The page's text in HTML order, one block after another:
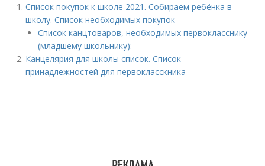
Список покупок к школе 2021. Собираем ребёнка в
школу. Список необходимых покупок
Список канцтоваров, необходимых первокласснику
(младшему школьнику):
Канцелярия для школы список. Список
принадлежностей для первокласскника